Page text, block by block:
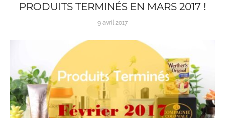
PRODUITS TERMINÉS EN MARS 2017 !
9 avril 2017